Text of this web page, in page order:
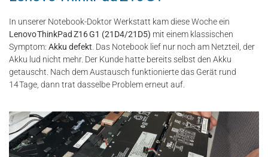
In unserer Notebook-Doktor Werkstatt kam diese Woche ein
Lenovo ThinkPad Z16 G1 (21D4/21D5) mit einem klassischen
Symptom: Akku defekt . Das Notebook lief nur noch am Netzteil, der
Akku lud nicht mehr. Der Kunde hatte bereits selbst den Akku
getauscht. Nach dem Austausch funktionierte das Gerät rund
14 Tage, dann trat dasselbe Problem erneut auf.